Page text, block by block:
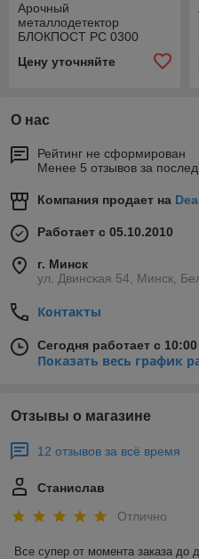
Арочный
металлодетектор
БЛОКПОСТ РС 0300
Цену уточняйте
О нас
Рейтинг не сформирован
Менее 5 отзывов за
Компания продает на
Работает с 05.10.2010
г. Минск
ул. Двинская 54, Минск,
Контакты
Сегодня работает с
Показать весь график
Отзывы о магазине
12 отзывов за всё время
Станислав
Отлично
Все супер от момента заказа до